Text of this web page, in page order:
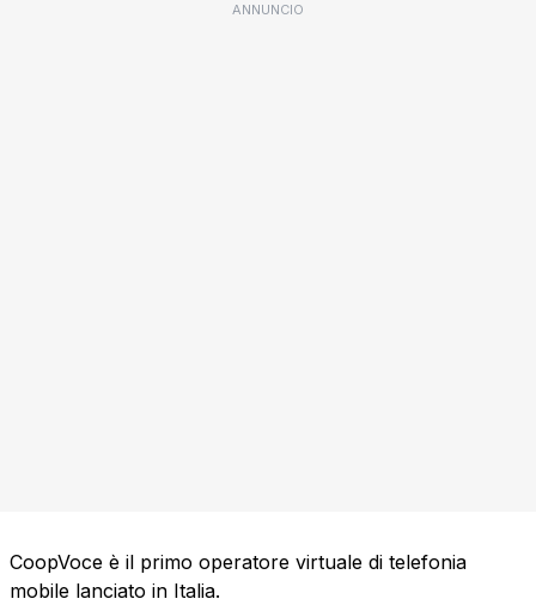
ANNUNCIO
CoopVoce è il primo operatore virtuale di telefonia
mobile lanciato in Italia.